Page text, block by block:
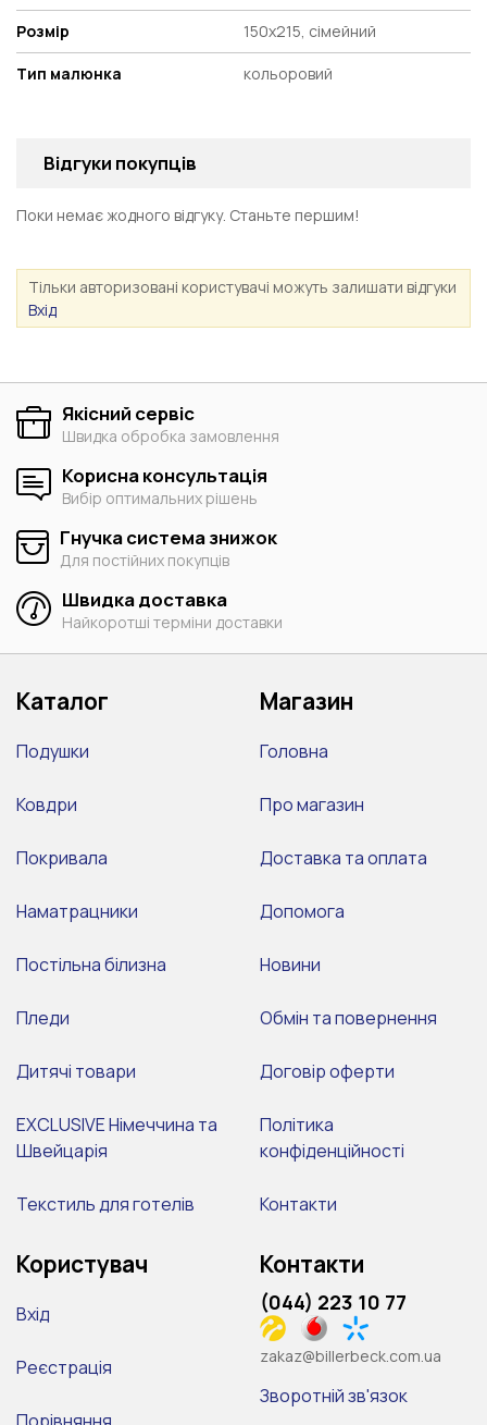
Розмір 150x215, сімейний
Тип малюнка кольоровий
Відгуки покупців
Поки немає жодного відгуку. Станьте першим!
Тільки авторизовані користувачі можуть залишати відгуки
Вхід
Якісний сервіс
Швидка обробка замовлення
Корисна консультація
Вибір оптимальних рішень
Гнучка система знижок
Для постійних покупців
Швидка доставка
Найкоротші терміни доставки
Каталог
Подушки
Ковдри
Покривала
Наматрацники
Постільна білизна
Пледи
Дитячі товари
EXCLUSIVE Німеччина та
Швейцарія
Текстиль для готелів
Магазин
Головна
Про магазин
Доставка та оплата
Допомога
Новини
Обмін та повернення
Договір оферти
Політика
конфіденційності
Контакти
Користувач
Вхід
Реєстрація
Контакти
(044) 223 10 77
zakaz@billerbeck.com.ua
Зворотній зв'язок